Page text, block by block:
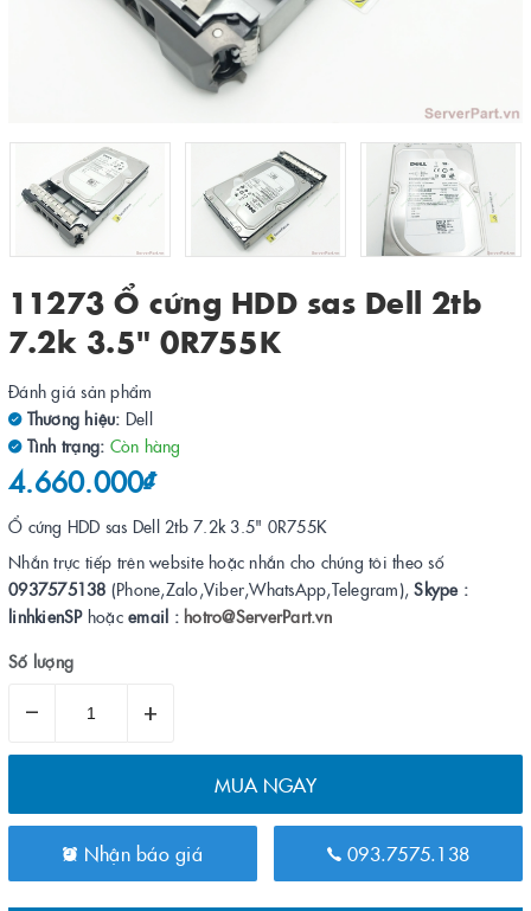
11273 Ổ cứng HDD sas Dell 2tb
7.2k 3.5" 0R755K
Đánh giá sản phẩm
Thương hiệu: Dell
Tình trạng: Còn hàng
4.660.000₫
Ổ cứng HDD sas Dell 2tb 7.2k 3.5" 0R755K
Nhắn trực tiếp trên website hoặc nhắn cho chúng tôi theo số
0937575138 (Phone,Zalo,Viber,WhatsApp,Telegram),Skype :
linhkienSPhoặc email : hotro@ServerPart.vn
Số lượng
– +
MUA NGAY
Nhận báo giá 093.7575.138